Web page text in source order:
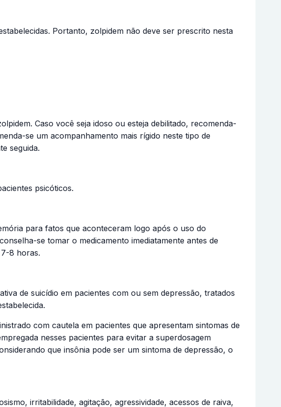
Portanto, zolpidem não deve ser prescrito nesta
Caso você seja idoso ou esteja debilitado, recomenda-
se um acompanhamento mais rígido neste tipo de
seguida.
psicóticos.
para fatos que aconteceram logo após o uso do
se tomar o medicamento imediatamente antes de
8 horas.
de suicídio em pacientes com ou sem depressão, tratados
com cautela em pacientes que apresentam sintomas de
nesses pacientes para evitar a superdosagem
que insônia pode ser um sintoma de depressão, o
irritabilidade, agitação, agressividade, acessos de raiva,